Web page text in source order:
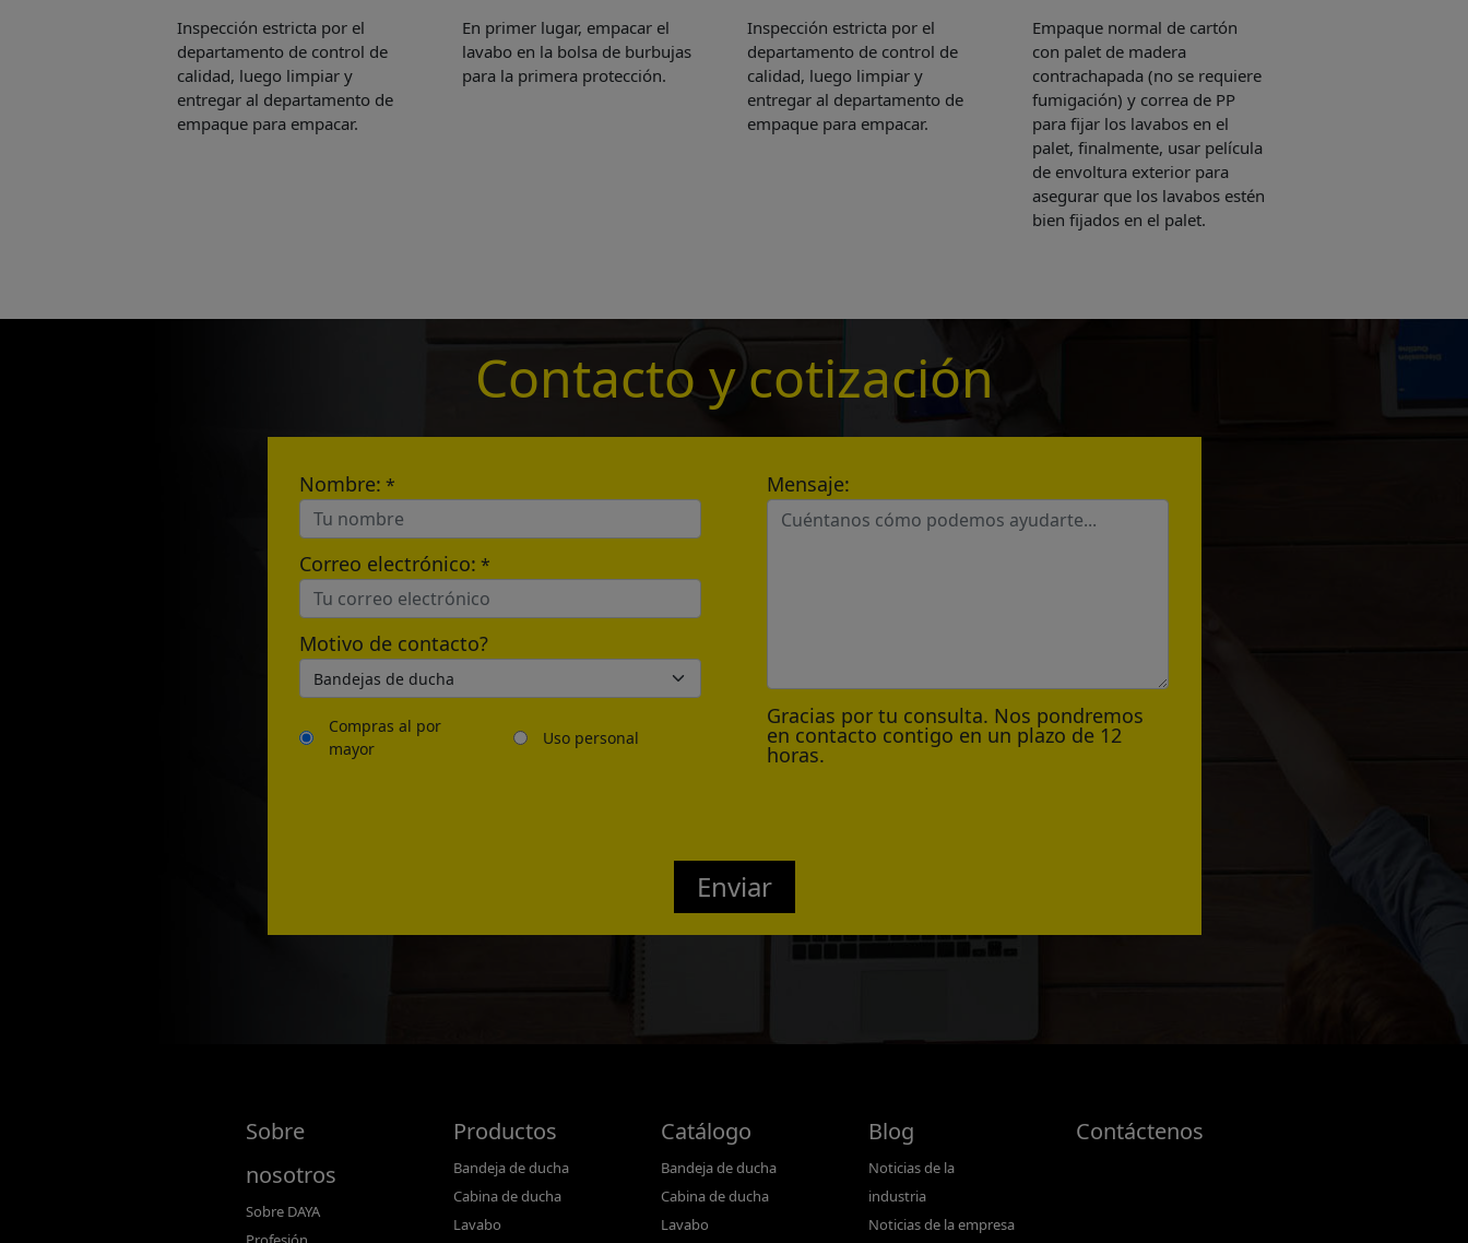
Inspección estricta por el
departamento de control de
calidad, luego limpiar y
entregar al departamento de
empaque para empacar.
En primer lugar, empacar el
lavabo en la bolsa de burbujas
para la primera protección.
Inspección estricta por el
departamento de control de
calidad, luego limpiar y
entregar al departamento de
empaque para empacar.
Empaque normal de cartón
con palet de madera
contrachapada (no se requiere
fumigación) y correa de PP
para fijar los lavabos en el
palet, finalmente, usar película
de envoltura exterior para
asegurar que los lavabos estén
bien fijados en el palet.
Get Catalogue
Confirmed
Contacto y cotización
Nombre: *
Correo electrónico: *
Motivo de contacto?
Compras al por
mayor
Uso personal
Mensaje:
Gracias por tu consulta. Nos pondremos
en contacto contigo en un plazo de 12
horas.
Enviar
Sobre
nosotros
Sobre DAYA
Productos
Bandeja de ducha
Cabina de ducha
Lavabo
Catálogo
Bandeja de ducha
Cabina de ducha
Lavabo
Blog
Noticias de la
industria
Noticias de la empresa
Contáctenos